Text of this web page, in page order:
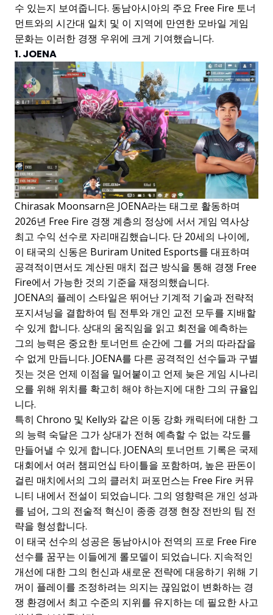
수 있는지 보여줍니다. 동남아시아의 주요 Free Fire 토너
먼트와의 시간대 일치 및 이 지역에 만연한 모바일 게임
문화는 이러한 경쟁 우위에 크게 기여했습니다.
1. JOENA
Chirasak Moonsarn은 JOENA라는 태그로 활동하며
2026년 Free Fire 경쟁 계층의 정상에 서서 게임 역사상
최고 수익 선수로 자리매김했습니다. 단 20세의 나이에,
이 태국의 신동은 Buriram United Esports를 대표하며
공격적이면서도 계산된 매치 접근 방식을 통해 경쟁 Free
Fire에서 가능한 것의 기준을 재정의했습니다.
JOENA의 플레이 스타일은 뛰어난 기계적 기술과 전략적
포지셔닝을 결합하여 팀 전투와 개인 교전 모두를 지배할
수 있게 합니다. 상대의 움직임을 읽고 회전을 예측하는
그의 능력은 중요한 토너먼트 순간에 그를 거의 따라잡을
수 없게 만듭니다. JOENA를 다른 공격적인 선수들과 구별
짓는 것은 언제 이점을 밀어붙이고 언제 늦은 게임 시나리
오를 위해 위치를 확고히 해야 하는지에 대한 그의 규율입
니다.
특히 Chrono 및 Kelly와 같은 이동 강화 캐릭터에 대한 그
의 능력 숙달은 그가 상대가 전혀 예측할 수 없는 각도를
만들어낼 수 있게 합니다. JOENA의 토너먼트 기록은 국제
대회에서 여러 챔피언십 타이틀을 포함하며, 높은 판돈이
걸린 매치에서의 그의 클러치 퍼포먼스는 Free Fire 커뮤
니티 내에서 전설이 되었습니다. 그의 영향력은 개인 성과
를 넘어, 그의 전술적 혁신이 종종 경쟁 현장 전반의 팀 전
략을 형성합니다.
이 태국 선수의 성공은 동남아시아 전역의 프로 Free Fire
선수를 꿈꾸는 이들에게 롤모델이 되었습니다. 지속적인
개선에 대한 그의 헌신과 새로운 전략에 대응하기 위해 기
꺼이 플레이를 조정하려는 의지는 끊임없이 변화하는 경
쟁 환경에서 최고 수준의 지위를 유지하는 데 필요한 사고